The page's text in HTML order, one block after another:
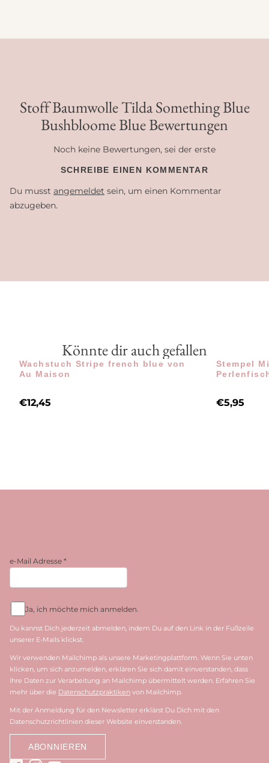
Stoff Baumwolle Tilda Something Blue
Bushbloome Blue Bewertungen
Noch keine Bewertungen, sei der erste
SCHREIBE EINEN KOMMENTAR
Du musst angemeldet sein, um einen Kommentar
abzugeben.
Könnte dir auch gefallen
Wachstuch Stripe french blue von
Au Maison
€12,45
Stempel
€5,95
e-Mail Adresse *
Ja, ich möchte mich anmelden.
Du kannst Dich jederzeit abmelden, indem Du auf den Link in der Fußzeile
unserer E-Mails klickst.
Wir verwenden Mailchimp als unsere Marketingplattform. Wenn Sie unten
klicken, um sich anzumelden, erklären Sie sich damit einverstanden, dass
Ihre Daten zur Verarbeitung an Mailchimp übermittelt werden. Erfahren Sie
mehr über die Datenschutzpraktiken von Mailchimp.
Mit der Anmeldung für den Newsletter erklärst Du Dich mit den
Datenschutzrichtlinien dieser Website einverstanden.